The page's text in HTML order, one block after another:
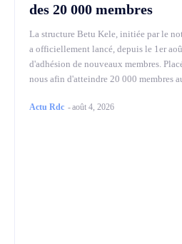
des 20 000 membres
La structure Betu Kele, initiée par le
a officiellement lancé, depuis le 1er
d'adhésion de nouveaux membres.
nous afin d'atteindre 20 000 membres au
Actu Rdc -août 4, 2026